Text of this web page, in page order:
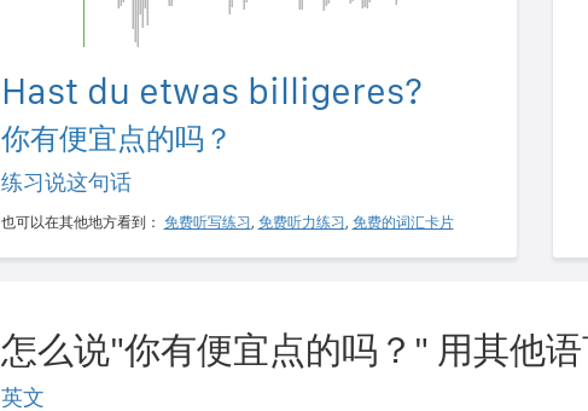
Hast du etwas billigeres?
你有便宜点的吗？
练习说这句话
也可以在其他地方看到： 免费听写练习, 免费听力练习, 免费的词汇卡片
怎么说"你有便宜点的吗？" 用其他
英文